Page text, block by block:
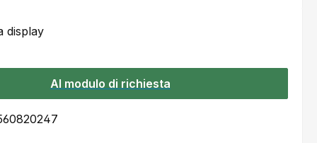
display
Al modulo di richiesta